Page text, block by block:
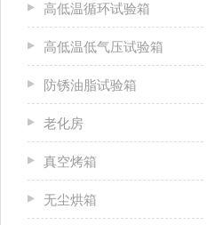
高低温循环试验箱
高低温低气压试验箱
防锈油脂试验箱
老化房
真空烤箱
无尘烘箱